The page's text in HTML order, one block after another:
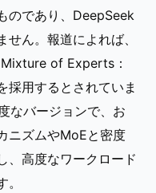
のであり、DeepSeek
ん。報道によれば、
of Experts：
採用するとされていま
なバージョンで、お
ニズムやMoEと密度
、高度なワークロード